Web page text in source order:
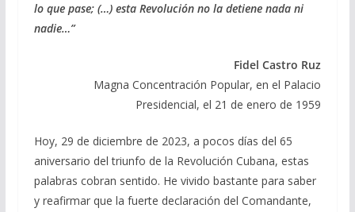
lo que pase; (…) esta Revolución no la detiene nada ni
nadie…”
Fidel Castro Ruz
Magna Concentración Popular, en el Palacio
Presidencial, el 21 de enero de 1959
Hoy, 29 de diciembre de 2023, a pocos días del 65
aniversario del triunfo de la Revolución Cubana, estas
palabras cobran sentido. He vivido bastante para saber
y reafirmar que la fuerte declaración del Comandante,